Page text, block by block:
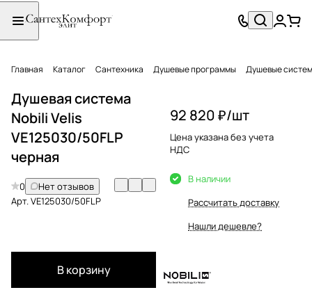
Главная Каталог Сантехника Душевые программы Душевые
Душевая система
Nobili Velis
VE125030/50FLP
черная
0
Нет отзывов
Арт.VE125030/50FLP
В корзину
92 820 ₽/шт
Цена указана без учета
НДС
В наличии
Рассчитать доставку
Нашли дешевле?